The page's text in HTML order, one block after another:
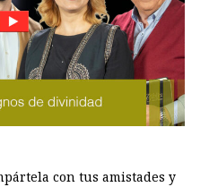
con tus amistades y